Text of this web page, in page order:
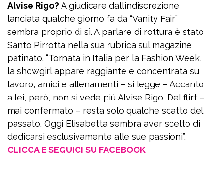
Alvise Rigo? A giudicare dall’indiscrezione
lanciata qualche giorno fa da “Vanity Fair”
sembra proprio di sì. A parlare di rottura è stato
Santo Pirrotta nella sua rubrica sul magazine
patinato. “Tornata in Italia per la Fashion Week,
la showgirl appare raggiante e concentrata su
lavoro, amici e allenamenti – si legge – Accanto
a lei, però, non si vede più Alvise Rigo. Del flirt –
mai confermato – resta solo qualche scatto del
passato. Oggi Elisabetta sembra aver scelto di
dedicarsi esclusivamente alle sue passioni”.
CLICCA E SEGUICI SU FACEBOOK